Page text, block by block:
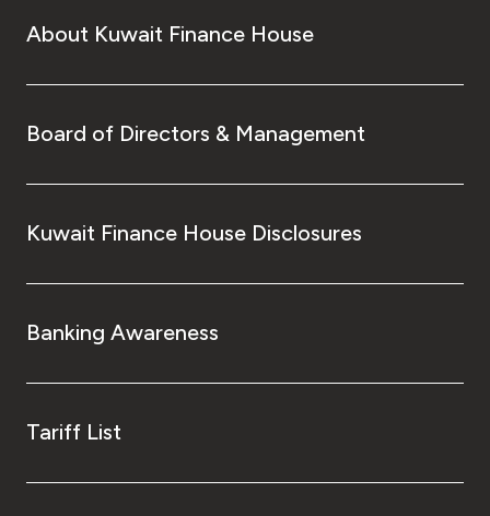
About Kuwait Finance House
Board of Directors & Management
Kuwait Finance House Disclosures
Banking Awareness
Tariff List